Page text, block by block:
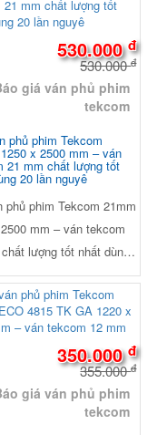
530.000đ
530.000đ
giá ván phủ phim
tekcom
phủ phim Tekcom
x 2500 mm – ván
21 mm chất lượng tốt
20 lần nguyê
phủ phim Tekcom 21mm
mm – ván tekcom
lượng tốt nhất dùng
tấm
350.000đ
355.000đ
giá ván phủ phim
tekcom